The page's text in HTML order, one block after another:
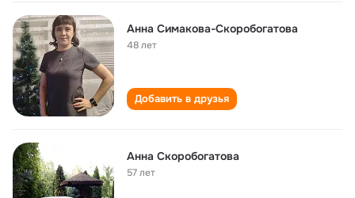
Анна Симакова-Скоробогатова
48 лет
Добавить в друзья
Анна Скоробогатова
57 лет